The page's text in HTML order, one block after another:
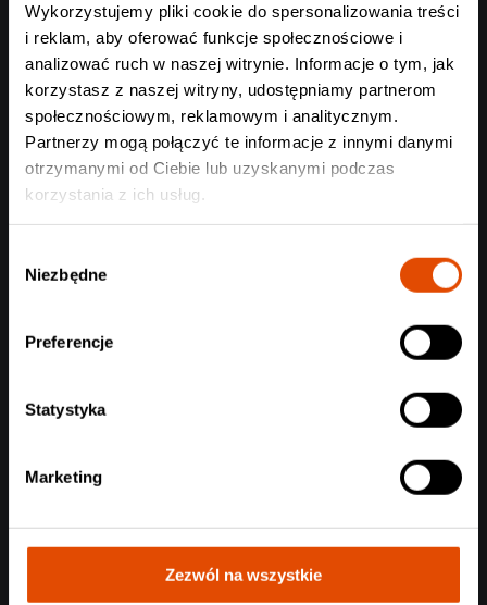
Wykorzystujemy pliki cookie do spersonalizowania treści
i reklam, aby oferować funkcje społecznościowe i
analizować ruch w naszej witrynie. Informacje o tym, jak
korzystasz z naszej witryny, udostępniamy partnerom
społecznościowym, reklamowym i analitycznym.
Partnerzy mogą połączyć te informacje z innymi danymi
otrzymanymi od Ciebie lub uzyskanymi podczas
korzystania z ich usług.
zgody
Niezbędne
Preferencje
Statystyka
Marketing
Zezwól na wszystkie